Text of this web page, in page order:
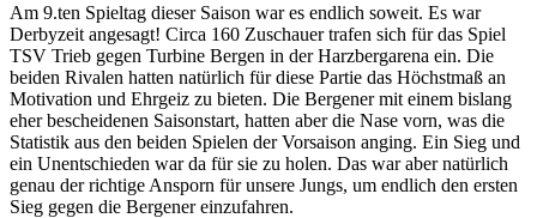
Am 9.ten Spieltag dieser Saison war es endlich soweit. Es war
Derbyzeit angesagt! Circa 160 Zuschauer trafen sich für das Spiel
TSV Trieb gegen Turbine Bergen in der Harzbergarena ein. Die
beiden Rivalen hatten natürlich für diese Partie das Höchstmaß an
Motivation und Ehrgeiz zu bieten. Die Bergener mit einem bislang
eher bescheidenen Saisonstart, hatten aber die Nase vorn, was die
Statistik aus den beiden Spielen der Vorsaison anging. Ein Sieg und
ein Unentschieden war da für sie zu holen. Das war aber natürlich
genau der richtige Ansporn für unsere Jungs, um endlich den ersten
Sieg gegen die Bergener einzufahren.